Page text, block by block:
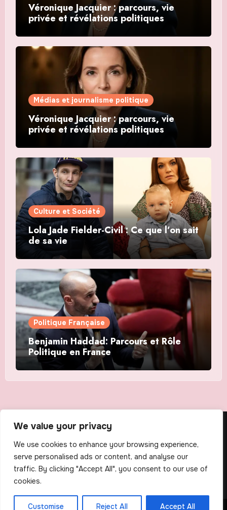
We value your privacy
We use cookies to enhance your browsing experience,
serve personalised ads or content, and analyse our
traffic. By clicking "Accept All", you consent to our use of
cookies.
Customise Reject All Accept All
Véronique Jacquier : parcours, vie
privée et révélations politiques
Médias et journalisme politique
Véronique Jacquier : parcours, vie
privée et révélations politiques
Culture et Société
Lola Jade Fielder-Civil : Ce que l’on sait
de sa vie
Politique Française
Benjamin Haddad: Parcours et Rôle
Politique en France
The Scribens